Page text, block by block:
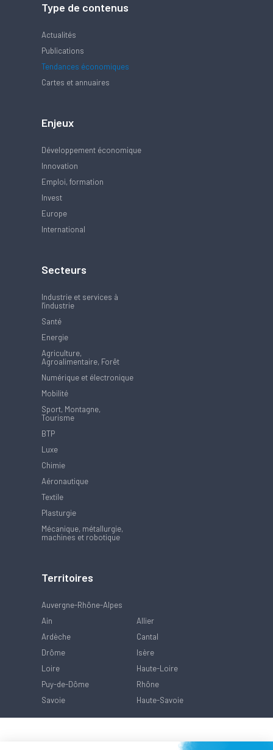
Type de contenus
Actualités
Publications
Tendances économiques
Cartes et annuaires
Enjeux
Développement économique
Innovation
Emploi, formation
Invest
Europe
International
Secteurs
Industrie et services à
l'industrie
Santé
Energie
Agriculture,
Agroalimentaire, Forêt
Numérique et électronique
Mobilité
Sport, Montagne,
Tourisme
BTP
Luxe
Chimie
Aéronautique
Textile
Plasturgie
Mécanique, métallurgie,
machines et robotique
Territoires
Auvergne-Rhône-Alpes
Ain
Allier
Ardèche
Cantal
Drôme
Isère
Loire
Haute-Loire
Puy-de-Dôme
Rhône
Savoie
Haute-Savoie